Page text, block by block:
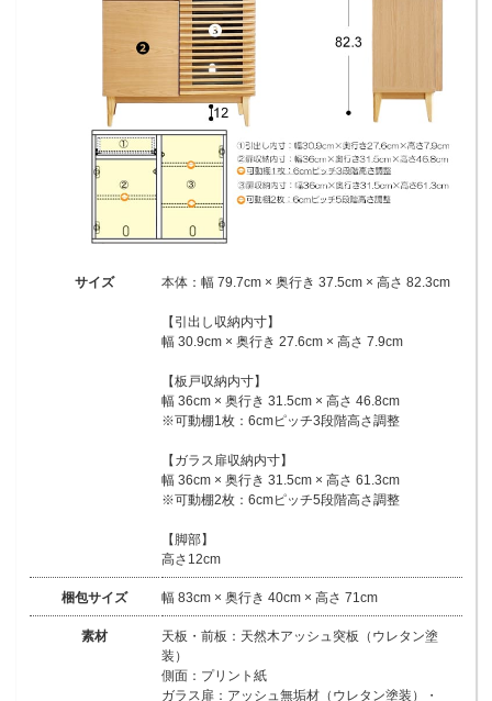
サイズ 本体：幅 79.7cm × 奥行き 37.5cm × 高さ 82.3cm
【引出し収納内寸】
幅 30.9cm × 奥行き 27.6cm × 高さ 7.9cm
【板戸収納内寸】
幅 36cm × 奥行き 31.5cm × 高さ 46.8cm
※可動棚1枚：6cmピッチ3段階高さ調整
【ガラス扉収納内寸】
幅 36cm × 奥行き 31.5cm × 高さ 61.3cm
※可動棚2枚：6cmピッチ5段階高さ調整
【脚部】
高さ12cm
梱包サイズ 幅 83cm × 奥行き 40cm × 高さ 71cm
素材
天板・前板：天然木アッシュ突板（ウレタン塗
装）
側面：プリント紙
ガラス扉：アッシュ無垢材（ウレタン塗装）・